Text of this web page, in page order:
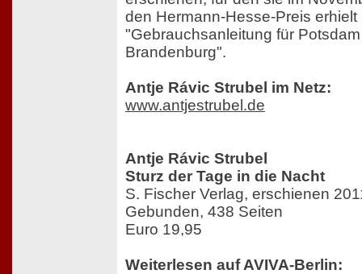
den Hermann-Hesse-Preis erhielt
"Gebrauchsanleitung für
Brandenburg".
Antje Rávic Strubel im Netz:
www.antjestrubel.de
Antje Rávic Strubel
Sturz der Tage in die Nacht
S. Fischer Verlag, erschienen
Gebunden, 438 Seiten
Euro 19,95
Weiterlesen auf AVIVA-Berlin: